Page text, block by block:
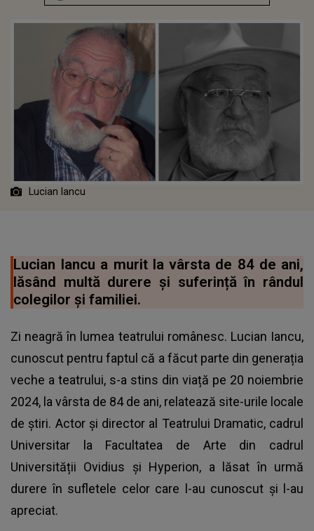
Lucian Iancu
Lucian Iancu a murit la vârsta de 84 de ani,
lăsând multă durere și suferință în rândul
colegilor și familiei.
Zi neagră în lumea teatrului românesc. Lucian Iancu,
cunoscut pentru faptul că a făcut parte din generația
veche a teatrului, s-a stins din viață pe 20 noiembrie
2024, la vârsta de 84 de ani, relatează site-urile locale
de știri. Actor și director al Teatrului Dramatic, cadrul
Universitar la Facultatea de Arte din cadrul
Universității Ovidius și Hyperion, a lăsat în urmă
durere în sufletele celor care l-au cunoscut și l-au
apreciat.